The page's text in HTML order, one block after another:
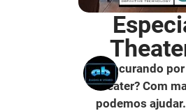
Procurando
Theater? Com
podemos